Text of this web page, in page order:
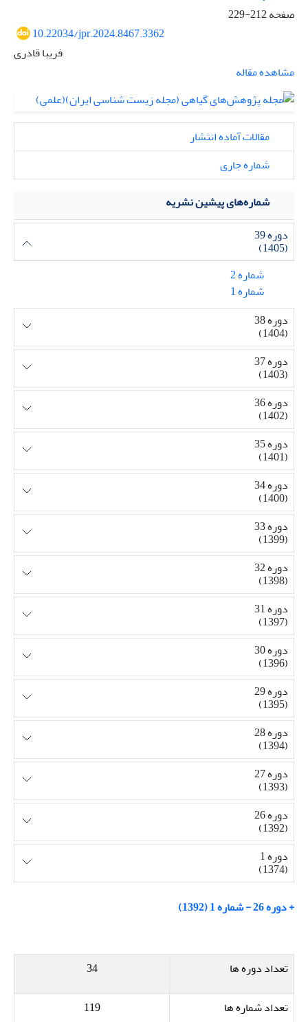
صفحه212-229
10.22034/jpr.2024.8467.3362
فریبا قادری
مشاهده مقاله
مقالات آماده انتشار
شماره جاری
شماره‌های پیشین نشریه
دوره 39
(1405)
شماره 2
شماره 1
دوره 38
(1404)
دوره 37
(1403)
دوره 36
(1402)
دوره 35
(1401)
دوره 34
(1400)
دوره 33
(1399)
دوره 32
(1398)
دوره 31
(1397)
دوره 30
(1396)
دوره 29
(1395)
دوره 28
(1394)
دوره 27
(1393)
دوره 26
(1392)
دوره 1
(1374)
+ دوره 26 - شماره 1 (1392)
تعداد دوره ها
34
تعداد شماره ها
119